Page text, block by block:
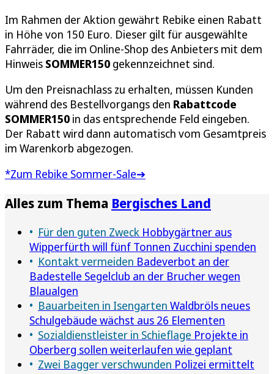
Im Rahmen der Aktion gewährt Rebike einen Rabatt
in Höhe von 150 Euro. Dieser gilt für ausgewählte
Fahrräder, die im Online-Shop des Anbieters mit dem
Hinweis SOMMER150 gekennzeichnet sind.
Um den Preisnachlass zu erhalten, müssen Kunden
während des Bestellvorgangs den Rabattcode
SOMMER150 in das entsprechende Feld eingeben.
Der Rabatt wird dann automatisch vom Gesamtpreis
im Warenkorb abgezogen.
*Zum Rebike Sommer-Sale➔
Alles zum Thema Bergisches Land
Für den guten Zweck Hobbygärtner aus
Wipperfürth will fünf Tonnen Zucchini spenden
Kontakt vermeiden Badeverbot an der
Badestelle Segelclub an der Brucher wegen
Blaualgen
Bauarbeiten in Isengarten Waldbröls neues
Schulgebäude wächst aus 26 Elementen
Sozialdienstleister in Schieflage Projekte in
Oberberg sollen weiterlaufen wie geplant
Zwei Bagger verschwunden Polizei ermittelt